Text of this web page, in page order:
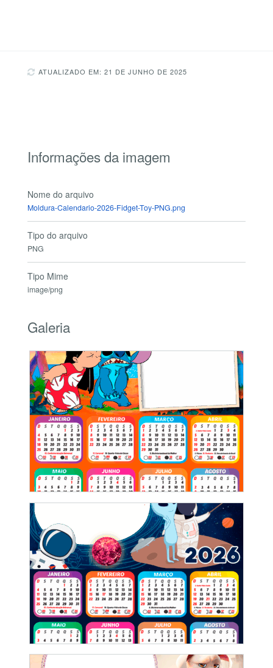
ATUALIZADO EM: 21 DE JUNHO DE 2025
Informações da imagem
Nome do arquivo
Moldura-Calendario-2026-Fidget-Toy-PNG.png
Tipo do arquivo
PNG
Tipo Mime
image/png
Galeria